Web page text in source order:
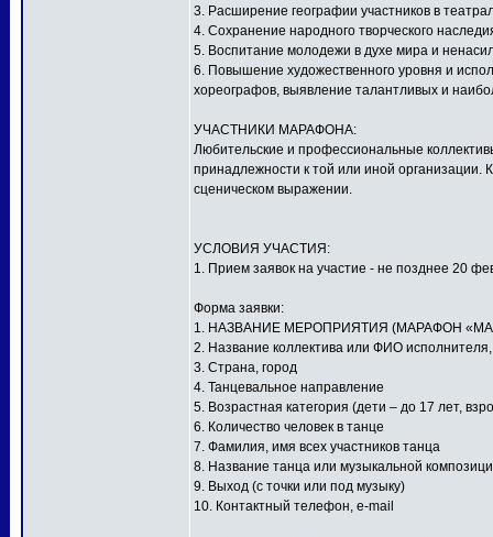
3. Расширение географии участников в
4. Сохранение народного творческого
5. Воспитание молодежи в духе мира и
6. Повышение художественного уровня и
хореографов, выявление талантливых и
УЧАСТНИКИ МАРАФОНА:
Любительские и профессиональные
принадлежности к той или иной организации.
сценическом выражении.
УСЛОВИЯ УЧАСТИЯ:
1. Прием заявок на участие - не позднее 20
Форма заявки:
1. НАЗВАНИЕ МЕРОПРИЯТИЯ (МАРАФОН
2. Название коллектива или ФИО
3. Страна, город
4. Танцевальное направление
5. Возрастная категория (дети – до 17 лет,
6. Количество человек в танце
7. Фамилия, имя всех участников танца
8. Название танца или музыкальной
9. Выход (с точки или под музыку)
10. Контактный телефон, e-mail